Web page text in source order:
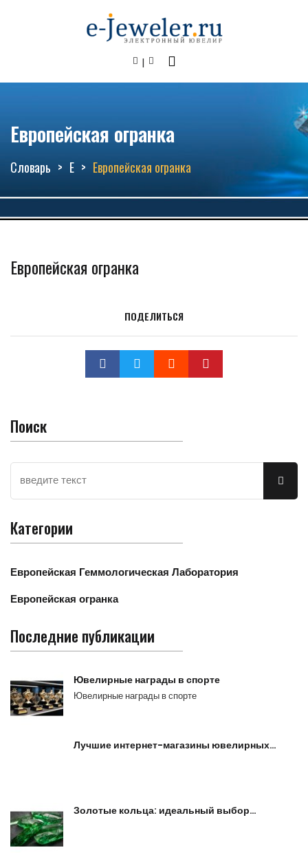
Европейская огранка
Словарь Е Европейская огранка
Европейская огранка
ПОДЕЛИТЬСЯ
Поиск
Категории
Европейская Геммологическая Лаборатория
Европейская огранка
Последние публикации
Ювелирные награды в спорте
Ювелирные награды в спорте
Лучшие интернет-магазины ювелирных…
Золотые кольца: идеальный выбор…